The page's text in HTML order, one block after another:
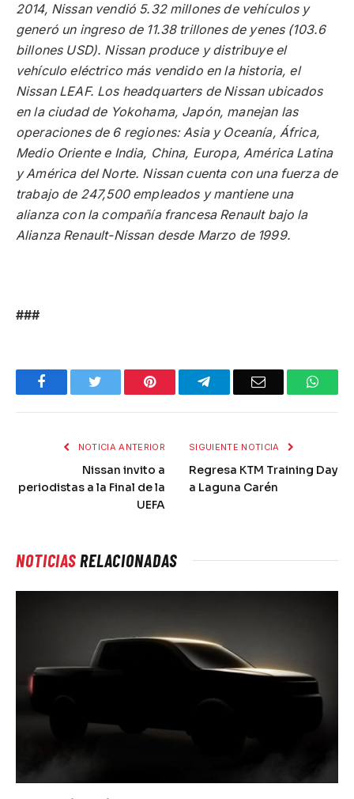
2014, Nissan vendió 5.32 millones de vehículos y
generó un ingreso de 11.38 trillones de yenes (103.6
billones USD). Nissan produce y distribuye el
vehículo eléctrico más vendido en la historia, el
Nissan LEAF. Los headquarters de Nissan ubicados
en la ciudad de Yokohama, Japón, manejan las
operaciones de 6 regiones: Asia y Oceanía, África,
Medio Oriente e India, China, Europa, América Latina
y América del Norte. Nissan cuenta con una fuerza de
trabajo de 247,500 empleados y mantiene una
alianza con la compañía francesa Renault bajo la
Alianza Renault-Nissan desde Marzo de 1999.
###
Facebook Pinterest TelegramEmail
NOTICIA ANTERIOR
Nissan invito a
periodistas a la Final de la
UEFA
SIGUIENTE NOTICIA
Regresa KTM Training Day
a Laguna Carén
NOTICIASRELACIONADAS